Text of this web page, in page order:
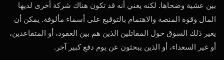
بين عشية وضحاها. لكنه يعني أنه قد تكون هناك شركة أخرى لديها
المال وقوة المنصة والاهتمام بالتوقيع على أسماء مألوفة. يمكن أن
يغير ذلك السوق حول المقاتلين الذين هم بين العقود، أو المتقاعدين،
أو غير السعداء، أو الذين يبحثون عن يوم دفع كبير آخر.